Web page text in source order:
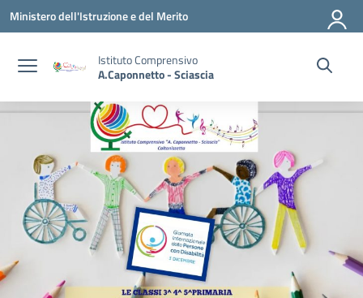
Vai ai contenuti
Vai al menu di navigazione
Vai al footer
Ministero dell'Istruzione e del Merito
Istituto Comprensivo
A.Caponnetto - Sciascia